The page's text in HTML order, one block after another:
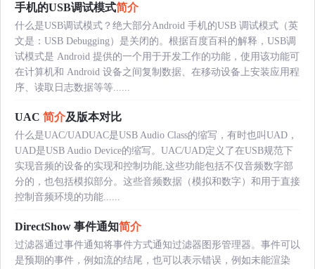
手机的USB调试模式简介
什么是USB调试模式？绝大部分Android 手机的USB 调试模式（英
文是：USB Debugging）是关闭的。根据百度百科的解释，USB调
试模式是 Android 提供的一个用于开发工作的功能，使用该功能可
在计算机和 Android 设备之间复制数据、在移动设备上安装应用程
序、读取日志数据等等......
UAC 简介及版本对比
什么是UAC/UADUAC是USB Audio Class的缩写，有时也叫UAD，
UAD是USB Audio Device的缩写。UAC/UAD定义了在USB规范下
实现音频的设备的实现和控制功能,这些功能包括不仅音频数字部
分的，也包括模拟部分。这些音频数据（模拟和数字）和用于直接
控制音频环境的功能......
DirectShow 事件通知简介
过滤器通过事件通知将事件方式通知过滤器图形管理器。事件可以
是预期的事件，例如流的结尾，也可以表示错误，例如未能渲染